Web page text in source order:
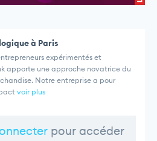
à Paris
expérimentés et
apporte une approche novatrice du
Notre entreprise a pour
voir plus
pour accéder